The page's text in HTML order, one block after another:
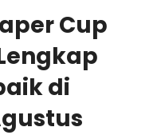
Cup
di